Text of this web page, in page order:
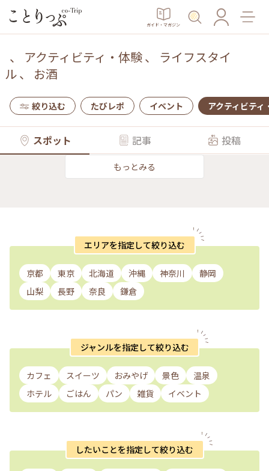
ガイド・マガジン
、 アクティビティ・体験、 ライフスタイ
ル、 お酒
絞り込む たびレポ イベント アクティビティ
スポット 記事 投稿
もっとみる
エリアを指定して絞り込む
京都 東京 北海道 沖縄 神奈川
静岡
山梨
長野 奈良 鎌倉
ジャンルを指定して絞り込む
カフェ スイーツ おみやげ 景色
温泉
ホテル
ごはん パン 雑貨 イベント
したいことを指定して絞り込む